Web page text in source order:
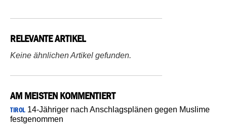
RELEVANTE ARTIKEL
Keine ähnlichen Artikel gefunden.
AM MEISTEN KOMMENTIERT
TIROL14-Jähriger nach Anschlagsplänen gegen Muslime
festgenommen